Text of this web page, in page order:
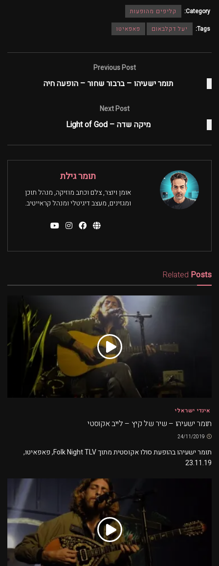
Category:
קליפים מהופעות
Tags:
יעל דקלבאום פאפאיטו
Previous Post
תומר ישעיהו – ברבור שחור – הופעה חיה
Next Post
מיקה שדה – Light of God
תומר גילת
אומן ויוצר, צלם וכתב מוזיקה, מנהל תוכן
ומגזינים, מעצב דיגיטלי ומנהל קראייטיב.
Related Posts
אינדי ישראלי
תומר ישעיהו – שיר של קיץ – לייב אקוסטי
תומר ישעיהו בהופעת סולו אקוסטית מתוך Folk Night TLV, פאפאיטו,
23.11.19